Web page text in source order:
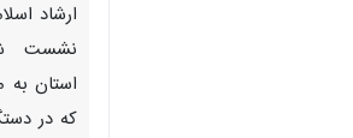
ارشاد
نشست
استان
که در